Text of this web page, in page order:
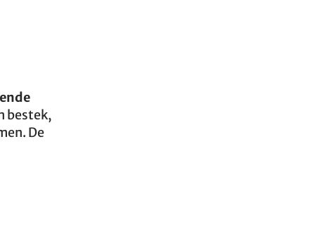
bestek,
De